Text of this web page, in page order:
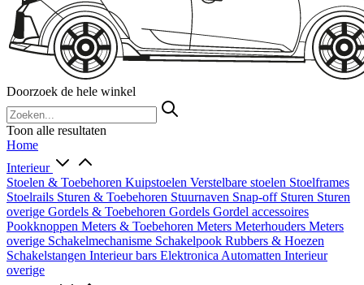
Doorzoek de hele winkel
Toon alle resultaten
Home
Interieur
Stoelen & Toebehoren Kuipstoelen Verstelbare stoelen Stoelframes
Stoelrails Sturen & Toebehoren Stuurnaven Snap-off Sturen Sturen
overige Gordels & Toebehoren Gordels Gordel accessoires
Pookknoppen Meters & Toebehoren Meters Meterhouders Meters
overige Schakelmechanisme Schakelpook Rubbers & Hoezen
Schakelstangen Interieur bars Elektronica Automatten Interieur
overige